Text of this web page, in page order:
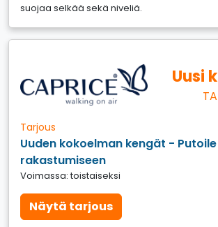
suojaa selkää sekä niveliä.
Uusi
Tarjous
Uuden kokoelman kengät - Putoile
rakastumiseen
Voimassa: toistaiseksi
Näytä tarjous